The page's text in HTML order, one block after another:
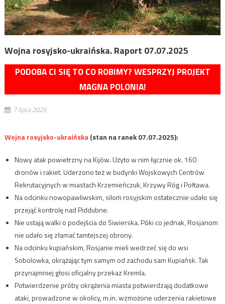
Wojna rosyjsko-ukraińska. Raport 07.07.2025
PODOBA CI SIĘ TO CO ROBIMY? WESPRZYJ PROJEKT
MAGNA POLONIA!
7 lipca 2025
Wojna rosyjsko-ukraińska(stan na ranek 07.07.2025):
Nowy atak powietrzny na Kijów. Użyto w nim łącznie ok. 160
dronów i rakiet. Uderzono też w budynki Wojskowych Centrów
Rekrutacyjnych w miastach Krzemieńczuk, Krzywy Róg i Połtawa.
Na odcinku nowopawliwskim, silom rosyjskim ostatecznie udało się
przejąć kontrolę nad Piddubne.
Nie ustają walki o podejścia do Siwierska. Póki co jednak, Rosjanom
nie udało się złamać tamtejszej obrony.
Na odcinku kupiańskim, Rosjanie mieli wedrzeć się do wsi
Sobolowka, okrążając tym samym od zachodu sam Kupiańsk. Tak
przynajmniej głosi oficjalny przekaz Kremla.
Potwierdzenie próby okrążenia miasta potwierdzają dodatkowe
ataki, prowadzone w okolicy, m.in. wzmożone uderzenia rakietowe